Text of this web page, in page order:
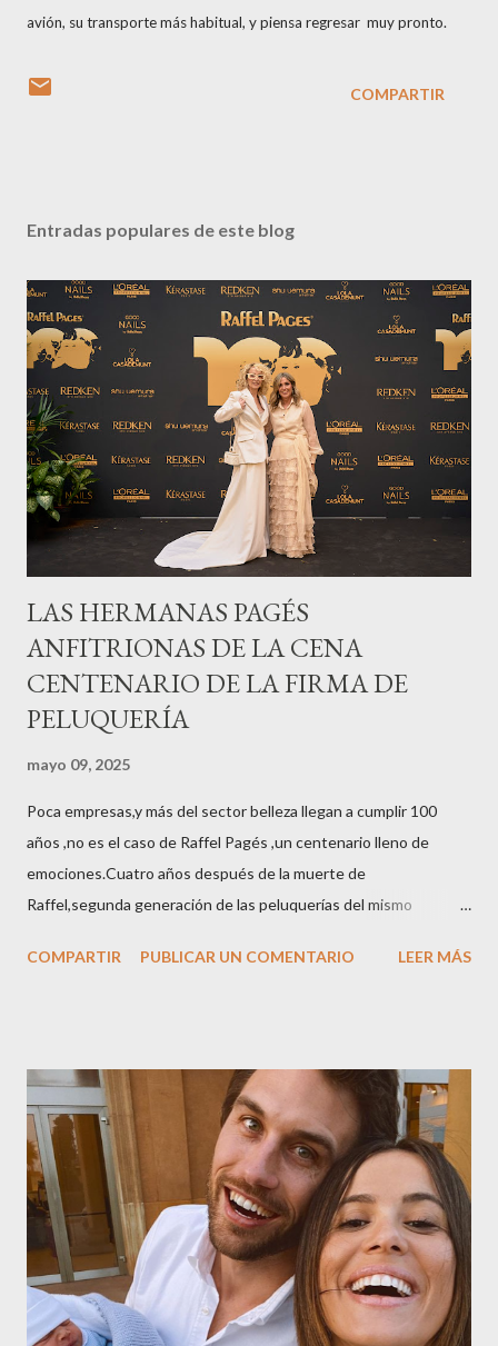
avión, su transporte más habitual, y piensa regresar muy pronto.
COMPARTIR
Entradas populares de este blog
LAS HERMANAS PAGÉS
ANFITRIONAS DE LA CENA
CENTENARIO DE LA FIRMA DE
PELUQUERÍA
mayo 09, 2025
Poca empresas,y más del sector belleza llegan a cumplir 100
años ,no es el caso de Raffel Pagés ,un centenario lleno de
emociones.Cuatro años después de la muerte de
Raffel,segunda generación de las peluquerías del mismo
sector en una cena de reconocimiento.Sus hijas Carolina (CEO
peluquería del grupo.Justo hace unos días Carol Pagés nos
contaba detalles del homenaje en Actualida Rosa en RCE
radio,en el programa que presento todos los jueves de 17 a 18
horas . Carolina y Quionia Pagés Carolina Pagés La cita ,en el
Museu Marítim de BCN ,en las Drassanes reunió a figuras
destacadas del sector,así como clientes, autoridades y medios
de comunicación, en una velada inolvidable bajo el lema “Cien
años peinando almas, creando belleza,i...
COMPARTIR PUBLICAR UN COMENTARIO LEER MÁS